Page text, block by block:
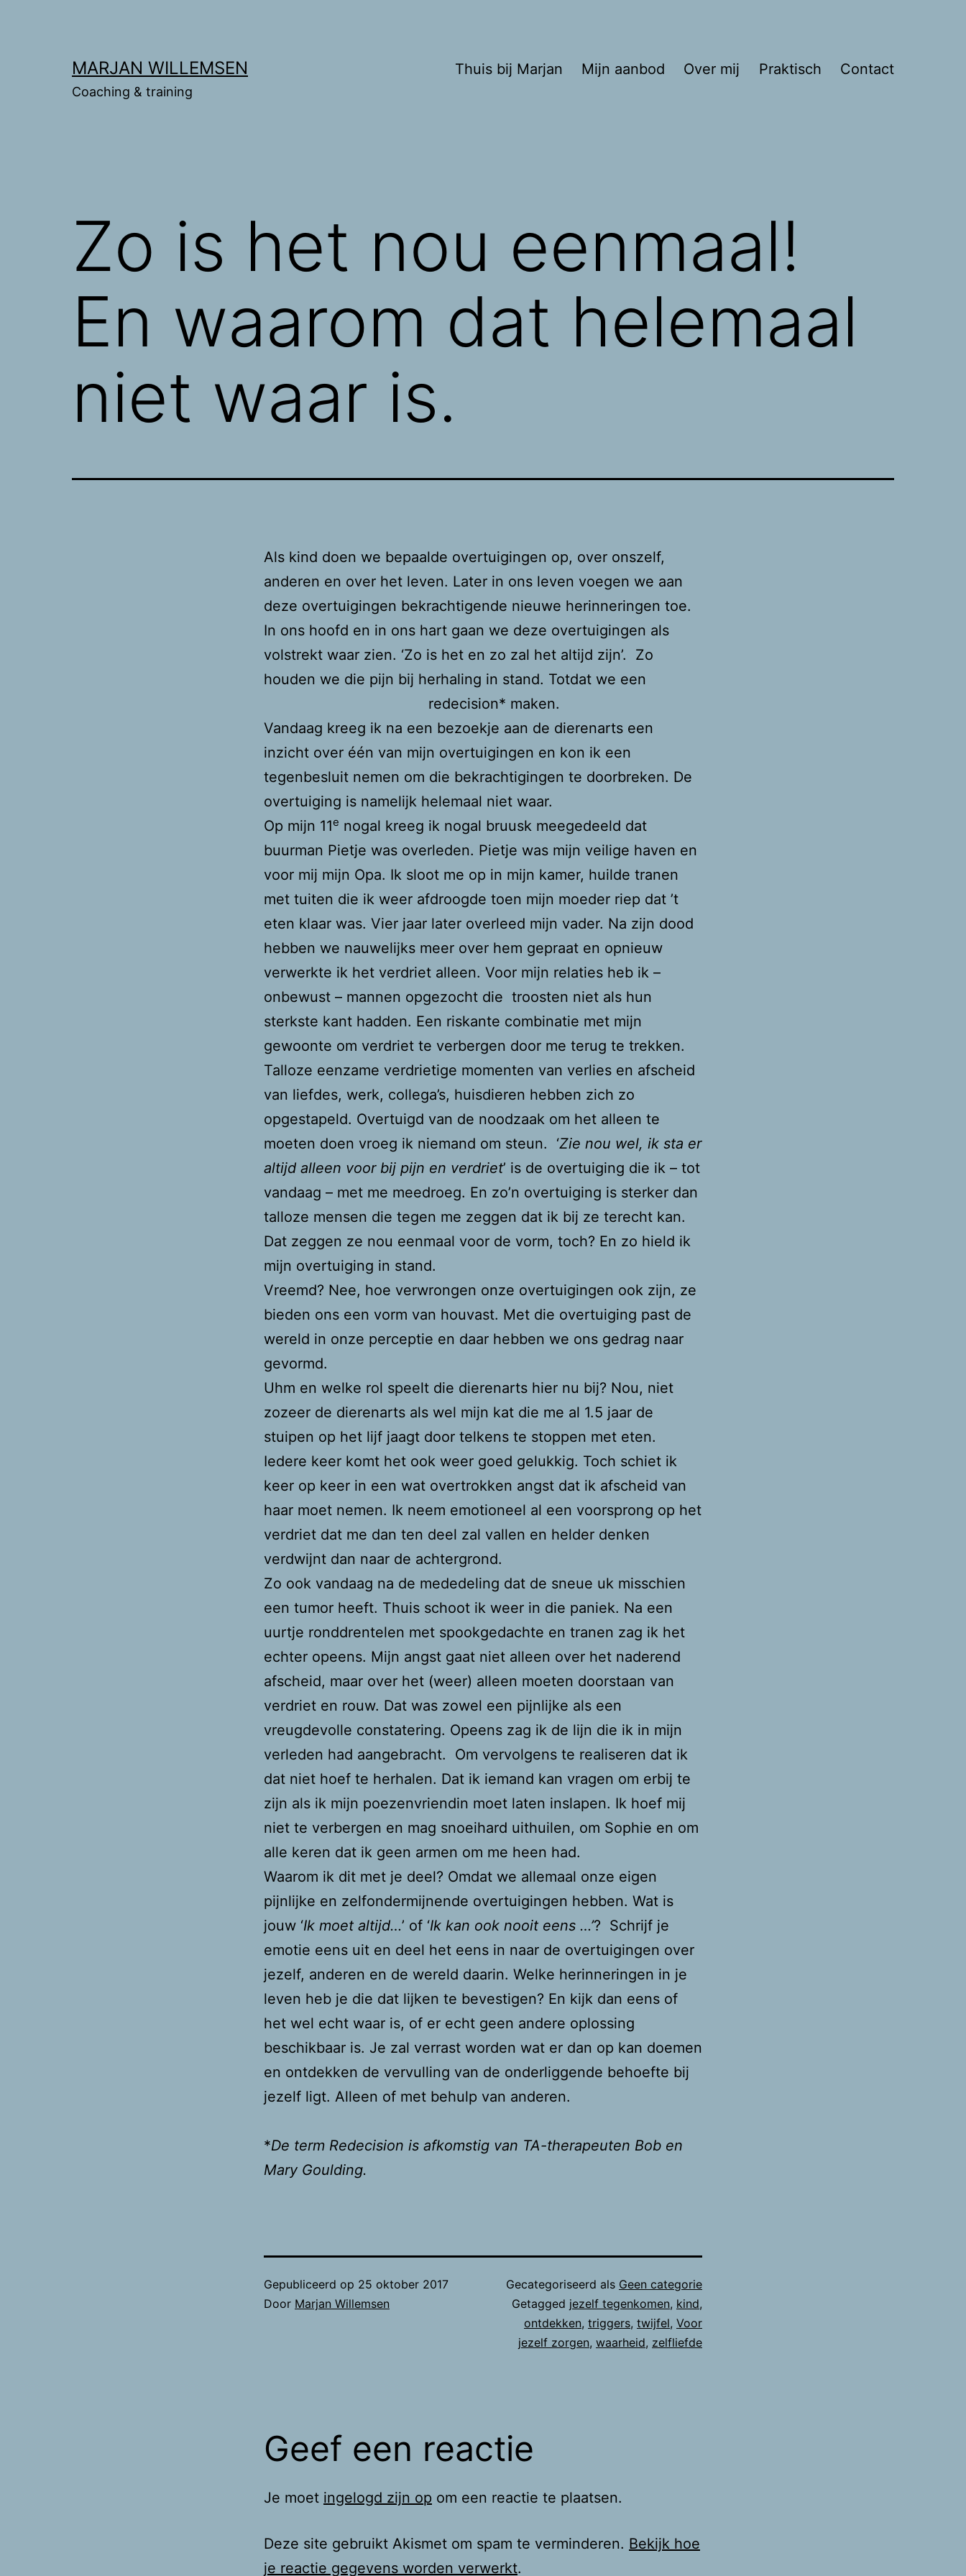
MARJAN WILLEMSEN
Coaching & training
Thuis bij Marjan Mijn aanbod Over mij Praktisch Contact
Zo is het nou eenmaal!
En waarom dat helemaal
niet waar is.
Als kind doen we bepaalde overtuigingen op, over onszelf,
anderen en over het leven. Later in ons leven voegen we aan
deze overtuigingen bekrachtigende nieuwe herinneringen toe.
In ons hoofd en in ons hart gaan we deze overtuigingen als
volstrekt waar zien. ‘Zo is het en zo zal het altijd zijn’. Zo
houden we die pijn bij herhaling in stand. Totdat we een
redecision* maken.
Vandaag kreeg ik na een bezoekje aan de dierenarts een
inzicht over één van mijn overtuigingen en kon ik een
tegenbesluit nemen om die bekrachtigingen te doorbreken. De
overtuiging is namelijk helemaal niet waar.
Op mijn 11e nogal kreeg ik nogal bruusk meegedeeld dat
buurman Pietje was overleden. Pietje was mijn veilige haven en
voor mij mijn Opa. Ik sloot me op in mijn kamer, huilde tranen
met tuiten die ik weer afdroogde toen mijn moeder riep dat ’t
eten klaar was. Vier jaar later overleed mijn vader. Na zijn dood
hebben we nauwelijks meer over hem gepraat en opnieuw
verwerkte ik het verdriet alleen. Voor mijn relaties heb ik –
onbewust – mannen opgezocht die troosten niet als hun
sterkste kant hadden. Een riskante combinatie met mijn
gewoonte om verdriet te verbergen door me terug te trekken.
Talloze eenzame verdrietige momenten van verlies en afscheid
van liefdes, werk, collega’s, huisdieren hebben zich zo
opgestapeld. Overtuigd van de noodzaak om het alleen te
moeten doen vroeg ik niemand om steun. ‘Zie nou wel, ik sta er
altijd alleen voor bij pijn en verdriet’ is de overtuiging die ik – tot
vandaag – met me meedroeg. En zo’n overtuiging is sterker dan
talloze mensen die tegen me zeggen dat ik bij ze terecht kan.
Dat zeggen ze nou eenmaal voor de vorm, toch? En zo hield ik
mijn overtuiging in stand.
Vreemd? Nee, hoe verwrongen onze overtuigingen ook zijn, ze
bieden ons een vorm van houvast. Met die overtuiging past de
wereld in onze perceptie en daar hebben we ons gedrag naar
gevormd.
Uhm en welke rol speelt die dierenarts hier nu bij? Nou, niet
zozeer de dierenarts als wel mijn kat die me al 1.5 jaar de
stuipen op het lijf jaagt door telkens te stoppen met eten.
Iedere keer komt het ook weer goed gelukkig. Toch schiet ik
keer op keer in een wat overtrokken angst dat ik afscheid van
haar moet nemen. Ik neem emotioneel al een voorsprong op het
verdriet dat me dan ten deel zal vallen en helder denken
verdwijnt dan naar de achtergrond.
Zo ook vandaag na de mededeling dat de sneue uk misschien
een tumor heeft. Thuis schoot ik weer in die paniek. Na een
uurtje ronddrentelen met spookgedachte en tranen zag ik het
echter opeens. Mijn angst gaat niet alleen over het naderend
afscheid, maar over het (weer) alleen moeten doorstaan van
verdriet en rouw. Dat was zowel een pijnlijke als een
vreugdevolle constatering. Opeens zag ik de lijn die ik in mijn
verleden had aangebracht. Om vervolgens te realiseren dat ik
dat niet hoef te herhalen. Dat ik iemand kan vragen om erbij te
zijn als ik mijn poezenvriendin moet laten inslapen. Ik hoef mij
niet te verbergen en mag snoeihard uithuilen, om Sophie en om
alle keren dat ik geen armen om me heen had.
Waarom ik dit met je deel? Omdat we allemaal onze eigen
pijnlijke en zelfondermijnende overtuigingen hebben. Wat is
jouw ‘Ik moet altijd…’ of ‘Ik kan ook nooit eens …’? Schrijf je
emotie eens uit en deel het eens in naar de overtuigingen over
jezelf, anderen en de wereld daarin. Welke herinneringen in je
leven heb je die dat lijken te bevestigen? En kijk dan eens of
het wel echt waar is, of er echt geen andere oplossing
beschikbaar is. Je zal verrast worden wat er dan op kan doemen
en ontdekken de vervulling van de onderliggende behoefte bij
jezelf ligt. Alleen of met behulp van anderen.
*De term Redecision is afkomstig van TA-therapeuten Bob en
Mary Goulding.
Gepubliceerd op 25 oktober 2017
Door Marjan Willemsen
Gecategoriseerd als Geen categorie
Getagged jezelf tegenkomen, kind,
ontdekken, triggers, twijfel, Voor
jezelf zorgen, waarheid, zelfliefde
Geef een reactie
Je moet ingelogd zijn op om een reactie te plaatsen.
Deze site gebruikt Akismet om spam te verminderen. Bekijk hoe
je reactie gegevens worden verwerkt.